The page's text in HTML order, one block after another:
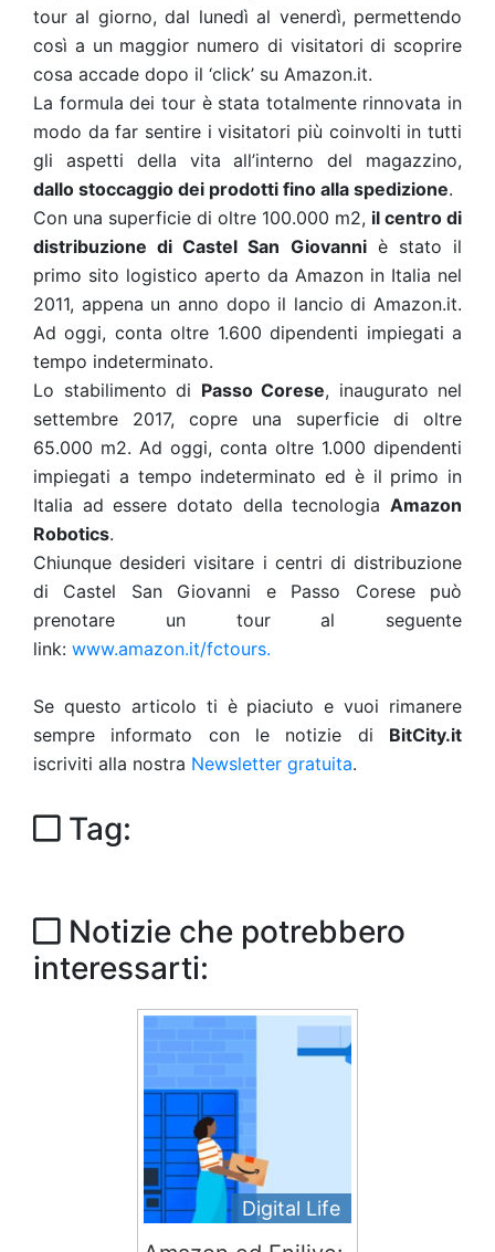
tour al giorno, dal lunedì al venerdì, permettendo
così a un maggior numero di visitatori di scoprire
cosa accade dopo il ‘click’ su Amazon.it.
La formula dei tour è stata totalmente rinnovata in
modo da far sentire i visitatori più coinvolti in tutti
gli aspetti della vita all’interno del magazzino,
dallo stoccaggio dei prodotti fino alla spedizione.
Con una superficie di oltre 100.000 m2, il centro di
distribuzione di Castel San Giovanniè stato il
primo sito logistico aperto da Amazon in Italia nel
2011, appena un anno dopo il lancio di Amazon.it.
Ad oggi, conta oltre 1.600 dipendenti impiegati a
tempo indeterminato.
Lo stabilimento di Passo Corese, inaugurato nel
settembre 2017, copre una superficie di oltre
65.000 m2. Ad oggi, conta oltre 1.000 dipendenti
impiegati a tempo indeterminato ed è il primo in
Italia ad essere dotato della tecnologia Amazon
Robotics.
Chiunque desideri visitare i centri di distribuzione
di Castel San Giovanni e Passo Corese può
prenotare un tour al seguente
link: www.amazon.it/fctours.
Se questo articolo ti è piaciuto e vuoi rimanere
sempre informato con le notizie di BitCity.it
iscriviti alla nostra Newsletter gratuita.
Tag:
Notizie che potrebbero
interessarti:
Digital Life